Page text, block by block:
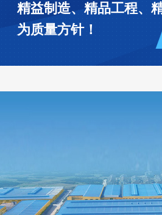
精益制造、精品工程、
为质量方针！